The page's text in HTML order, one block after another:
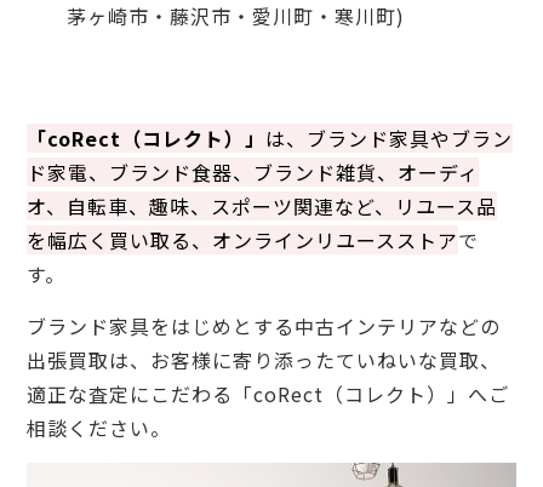
茅ヶ崎市・藤沢市・愛川町・寒川町)
「coRect（コレクト）」 は、ブランド家具やブラン
ド家電、ブランド食器、ブランド雑貨、オーディ
オ、自転車、趣味、スポーツ関連など、リユース品
を幅広く買い取る、オンラインリユースストアで
す。
ブランド家具をはじめとする中古インテリアなどの
出張買取は、お客様に寄り添ったていねいな買取、
適正な査定にこだわる「coRect（コレクト）」へご
相談ください。